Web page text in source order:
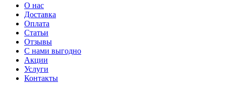
О нас
Доставка
Оплата
Статьи
Отзывы
С нами выгодно
Акции
Услуги
Контакты